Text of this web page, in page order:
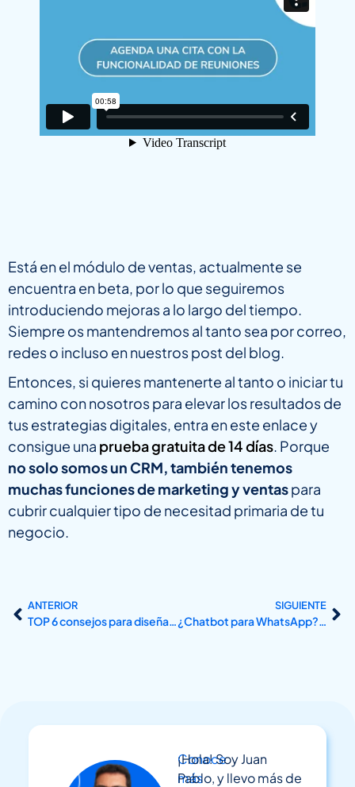
Está en el módulo de ventas, actualmente se
encuentra en beta, por lo que seguiremos
introduciendo mejoras a lo largo del tiempo.
Siempre os mantendremos al tanto sea por correo,
redes o incluso en nuestros post del blog.
Entonces, si quieres mantenerte al tanto o iniciar tu
camino con nosotros para elevar los resultados de
tus estrategias digitales, entra en este enlace y
consigue una prueba gratuita de 14 días. Porque
no solo somos un CRM, también tenemos
muchas funciones de marketing y ventaspara
cubrir cualquier tipo de necesitad primaria de tu
negocio.
ANTERIOR
TOP 6 consejos para diseñar un formulario efectivo en tu landing page.
SIGUIENTE
¿Chatbot para WhatsApp? SI
Conoce
más
¡Hola! Soy Juan
Pablo, y llevo más de